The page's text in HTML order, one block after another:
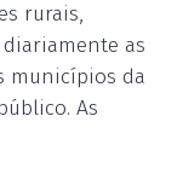
rurais,
as
municípios da
As